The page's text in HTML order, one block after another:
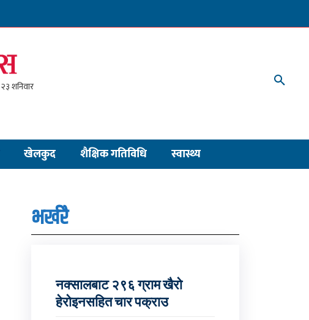
खेलकुद शैक्षिक गतिविधि स्वास्थ्य
भर्खरै
नक्सालबाट २९६ ग्राम खैरो
हेरोइनसहित चार पक्राउ